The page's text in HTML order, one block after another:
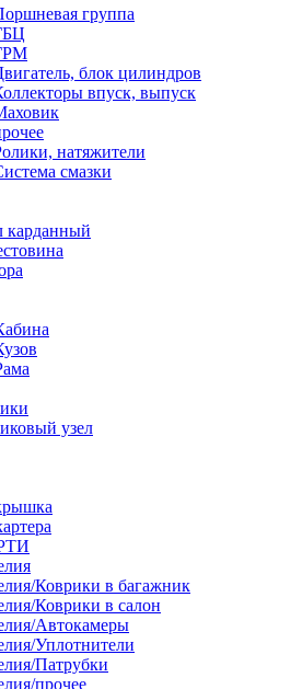
группа
блок цилиндров
впуск, выпуск
натяжители
смазки
карданный
узел
Коврики в багажник
Коврики в салон
Автокамеры
Уплотнители
Патрубки
прочее